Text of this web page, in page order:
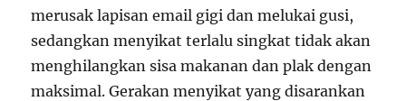
merusak lapisan email gigi dan melukai gusi,
sedangkan menyikat terlalu singkat tidak akan
menghilangkan sisa makanan dan plak dengan
maksimal. Gerakan menyikat yang disarankan